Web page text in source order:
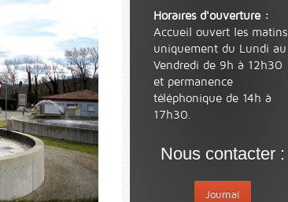
Horaires d'ouverture :
Accueil ouvert les matins
uniquement du Lundi au
Vendredi de 9h à 12h30
et permanence
téléphonique de 14h à
17h30.
Nous contacter :
Journal